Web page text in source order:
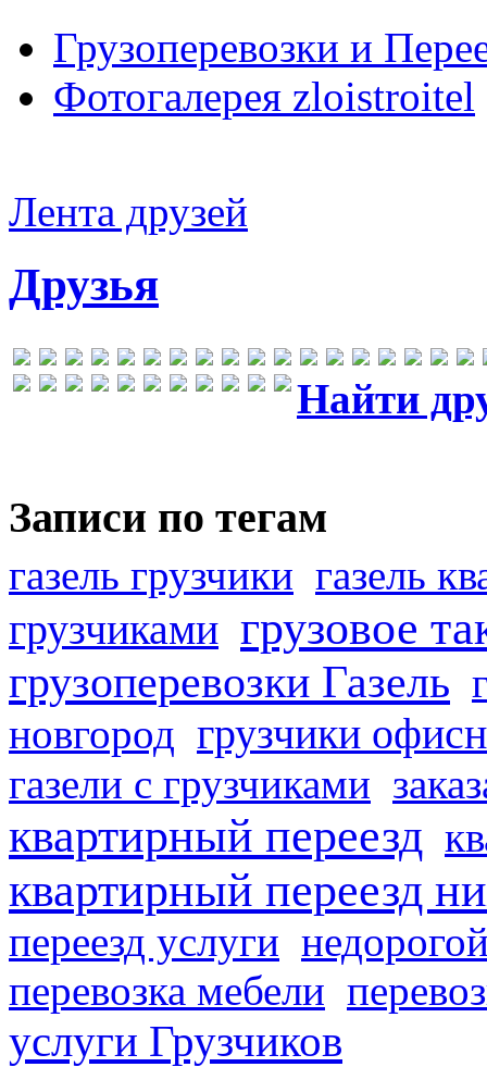
Грузоперевозки и
Фотогалерея zloistroitel
Лента друзей
Друзья
Найти
Записи по тегам
газель грузчики газель
грузчиками грузовое
грузоперевозки Газель
новгород грузчики
газели с грузчиками
квартирный переезд
квартирный переезд
переезд услуги
перевозка мебели
услуги Грузчиков